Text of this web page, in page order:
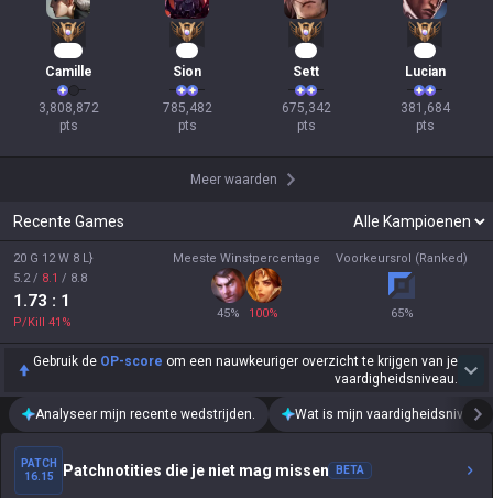
Camille
3,808,872
pts
Sion
785,482
pts
Sett
675,342
pts
Lucian
381,684
pts
Meer waarden
Recente Games
20 G 12 W 8 L}
5.2/ 8.1 / 8.8
1.73 : 1
P/Kill 41 %
Meeste Winstpercentage
45% 100%
Voorkeursrol (Ranked)
65%
Gebruik de OP-score om een nauwkeuriger overzicht te krijgen van je
vaardigheidsniveau.
Analyseer mijn recente wedstrijden. Wat is mijn vaardigheidsniveau?
PATCH
16.15
Patchnotities die je niet mag missen BETA